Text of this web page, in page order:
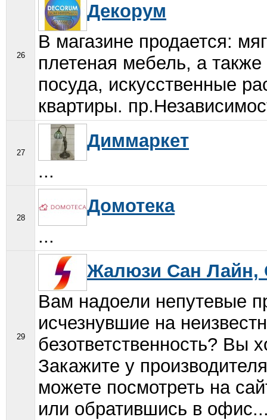
26
Декорум
В магазине продается:
плетеная мебель, а
посуда, искусственные
квартиры.
27
Диммаркет
...
28
Домотека
...
29
Жалюзи Сан
Вам надоели непутевые
исчезнувшие на
безответственность? Вы
Закажите у
можете посмотреть на
или обратившись в